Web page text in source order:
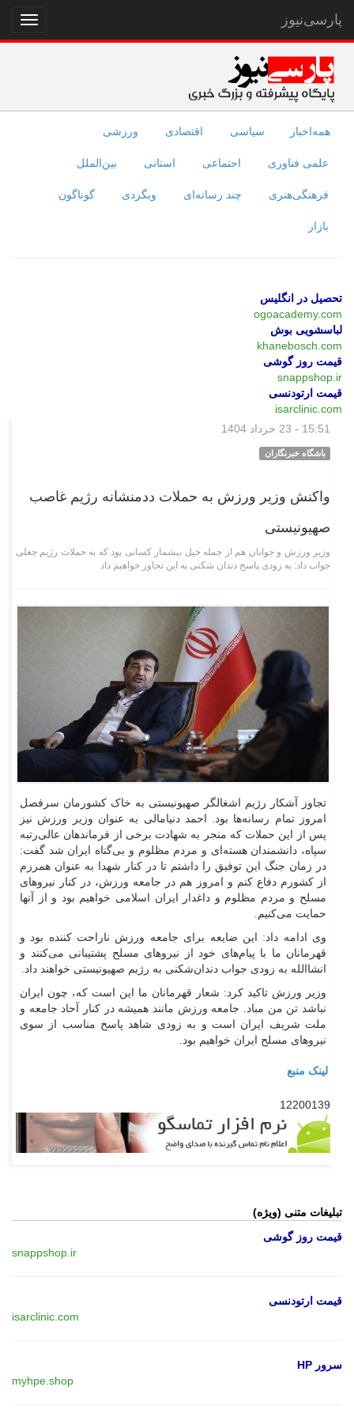
نمایش
منو
پارسی‌نیوز
همه‌اخبار سیاسی اقتصادی ورزشی
علمی فناوری اجتماعی استانی بین‌الملل
فرهنگی‌هنری چند رسانه‌ای وبگردی گوناگون
بازار
تحصیل در انگلیس
ogoacademy.com
لباسشویی بوش
khanebosch.com
قیمت روز گوشی
snappshop.ir
قیمت ارتودنسی
isarclinic.com
15:51 - 23 خرداد 1404
باشگاه خبرنگاران
واکنش وزیر ورزش به حملات ددمنشانه رژیم غاصب
صهیونیستی
وزیر ورزش و جوانان هم از جمله خیل بیشمار کسانی بود که به حملات رژیم جعلی
جواب داد: به زودی پاسخ دندان شکنی به این تجاوز خواهیم داد
تجاوز آشکار رژیم اشغالگر صهیونیستی به خاک کشورمان سرفصل
امروز تمام رسانه‌ها بود. احمد دنیامالی به عنوان وزیر ورزش نیز
پس از این حملات که منجر به شهادت برخی از فرماندهان عالی‌رتبه
سپاه، دانشمندان هسته‌ای و مردم مظلوم و بی‌گناه ایران شد گفت:
در زمان جنگ این توفیق را داشتم تا در کنار شهدا به عنوان همرزم
از کشورم دفاع کنم و امروز هم در جامعه ورزش، در کنار نیرو‌های
مسلح و مردم مظلوم و داغدار ایران اسلامی خواهیم بود و از آنها
حمایت می‌کنیم.
وی ادامه داد: این ضایعه برای جامعه ورزش ناراحت کننده بود و
قهرمانان ما با پیام‌های خود از نیرو‌های مسلح پشتیبانی می‌کنند و
انشاالله به زودی جواب دندان‌شکنی به رژیم صهیونیستی خواهند داد.
وزیر ورزش تاکید کرد: شعار قهرمانان ما این است که، چون ایران
نباشد تن من مباد. جامعه ورزش مانند همیشه در کنار آحاد جامعه و
ملت شریف ایران است و به زودی شاهد پاسخ مناسب از سوی
نیرو‌های مسلح ایران خواهیم بود.
لینک منبع
12200139
تبلیغات متنی (ویژه)
قیمت روز گوشی
snappshop.ir
قیمت ارتودنسی
isarclinic.com
سرور HP
myhpe.shop